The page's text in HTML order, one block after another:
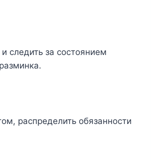
следить за состоянием
распределить обязанности